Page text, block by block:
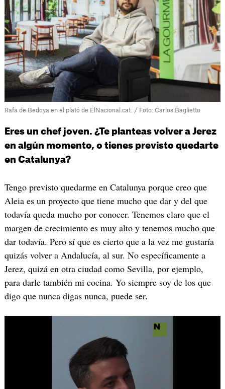
Rafa de Bedoya en el plató de ElNacional.cat. / Foto: Carlos Baglietto
Eres un chef joven. ¿Te planteas volver a Jerez
en algún momento, o tienes previsto quedarte
en Catalunya?
Tengo previsto quedarme en Catalunya porque creo que
Aleia es un proyecto que tiene mucho que dar y del que
todavía queda mucho por conocer. Tenemos claro que el
margen de crecimiento es muy alto y tenemos mucho que
dar todavía. Pero sí que es cierto que a la vez me gustaría
quizás volver a Andalucía, al sur. No específicamente a
Jerez, quizá en otra ciudad como Sevilla, por ejemplo,
para darle también mi cocina. Yo siempre soy de los que
digo que nunca digas nunca, puede ser.